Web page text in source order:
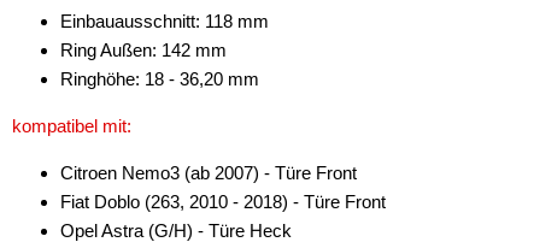
Einbauausschnitt: 118 mm
Ring Außen: 142 mm
Ringhöhe: 18 - 36,20 mm
kompatibel mit:
Citroen Nemo3 (ab 2007) - Türe Front
Fiat Doblo (263, 2010 - 2018) - Türe Front
Opel Astra (G/H) - Türe Heck